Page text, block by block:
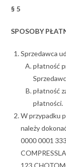
§ 5
SPOSOBY
Sprzedawca
płatność
płatność
płatności.
W przypadku
należy
0000 0001
123